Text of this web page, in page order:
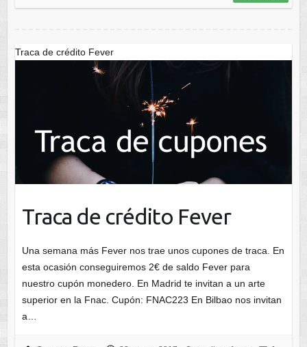
Traca de crédito Fever
Traca de crédito Fever
Una semana más Fever nos trae unos cupones de traca. En
esta ocasión conseguiremos 2€ de saldo Fever para
nuestro cupón monedero. En Madrid te invitan a un arte
superior en la Fnac. Cupón: FNAC223 En Bilbao nos invitan
a…